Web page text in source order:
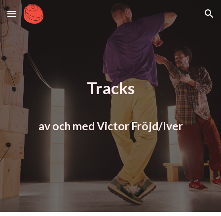
Skip to main content Skip to navigation
Tracks
av och med Victor Fröjd/Iver